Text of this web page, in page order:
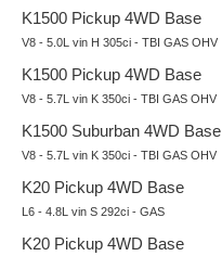
K1500 Pickup 4WD Base
V8 - 5.0L vin H 305ci - TBI GAS OHV
K1500 Pickup 4WD Base
V8 - 5.7L vin K 350ci - TBI GAS OHV
K1500 Suburban 4WD Base
V8 - 5.7L vin K 350ci - TBI GAS OHV
K20 Pickup 4WD Base
L6 - 4.8L vin S 292ci - GAS
K20 Pickup 4WD Base